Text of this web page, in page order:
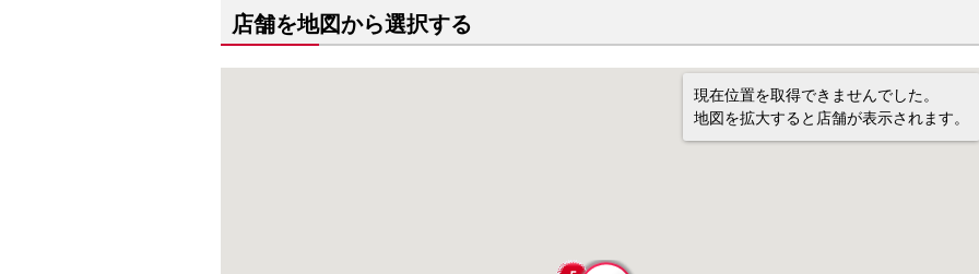
店舗を地図から選択する
現在位置を取得できませんでした。
地図を拡大すると店舗が表示されます。